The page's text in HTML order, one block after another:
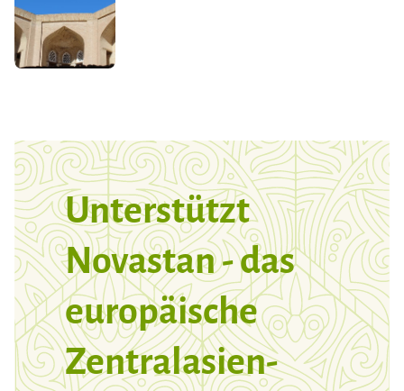
Unterstützt
Novastan - das
europäische
Zentralasien-